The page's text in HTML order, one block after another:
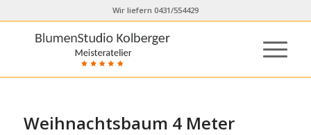
Wir liefern 0431/554429
Weihnachtsbaum 4 Meter